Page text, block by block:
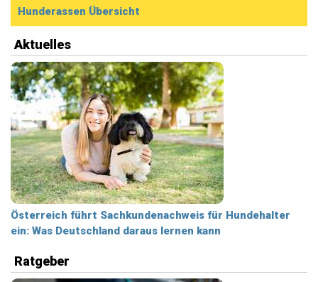
Hunderassen Übersicht
Aktuelles
Österreich führt Sachkundenachweis für Hundehalter
ein: Was Deutschland daraus lernen kann
Ratgeber